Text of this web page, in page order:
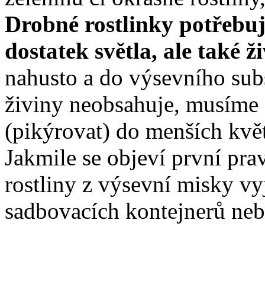
Drobné rostlinky
dostatek světla, ale také
nahusto a do výsevního
živiny neobsahuje,
(pikýrovat) do menších
Jakmile se objeví první
rostliny z výsevní misky
sadbovacích kontejnerů